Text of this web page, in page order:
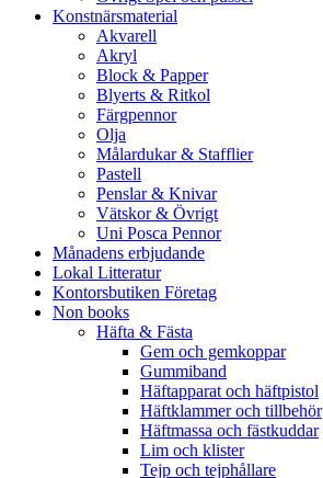
Konstnärsmaterial
Akvarell
Akryl
Block & Papper
Blyerts & Ritkol
Färgpennor
Olja
Målardukar & Stafflier
Pastell
Penslar & Knivar
Vätskor & Övrigt
Uni Posca Pennor
Månadens erbjudande
Lokal Litteratur
Kontorsbutiken Företag
Non books
Häfta & Fästa
Gem och gemkoppar
Gummiband
Häftapparat och häftpistol
Häftklammer och tillbehör
Häftmassa och fästkuddar
Lim och klister
Tejp och tejphållare